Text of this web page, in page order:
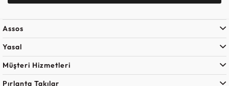
Assos
Yasal
Müşteri Hizmetleri
Pırlanta Takılar